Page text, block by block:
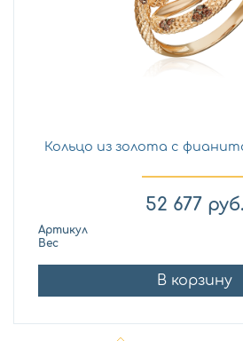
Кольцо из золота с
52 677 руб.
Артикул
Вес
В корзину